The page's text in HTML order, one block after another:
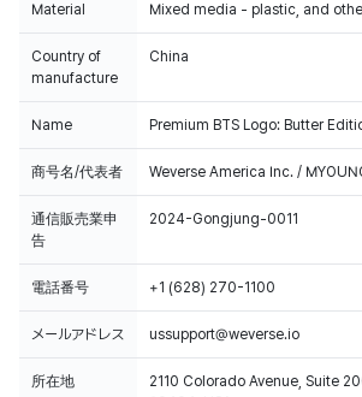
Material Mixed media - plastic, and
Country of
manufacture
China
Name Premium BTS Logo: Butter
商号名/代表者 Weverse America Inc. /
通信販売業申
告
2024-Gongjung-0011
電話番号 +1 (628) 270-1100
メールアドレス ussupport@weverse.io
所在地
2110 Colorado Avenue, Suite